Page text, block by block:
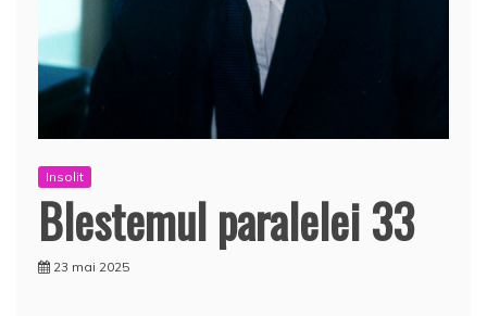
Insolit
Blestemul paralelei 33
23 mai 2025